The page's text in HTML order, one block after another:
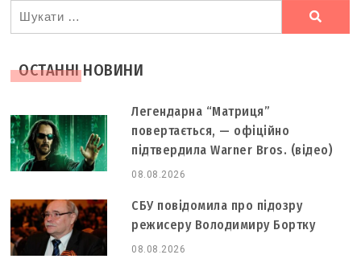
Ви
шукали
ОСТАННІ НОВИНИ
Легендарна “Матриця”
повертається, — офіційно
підтвердила Warner Bros. (відео)
08.08.2026
СБУ повідомила про підозру
режисеру Володимиру Бортку
08.08.2026